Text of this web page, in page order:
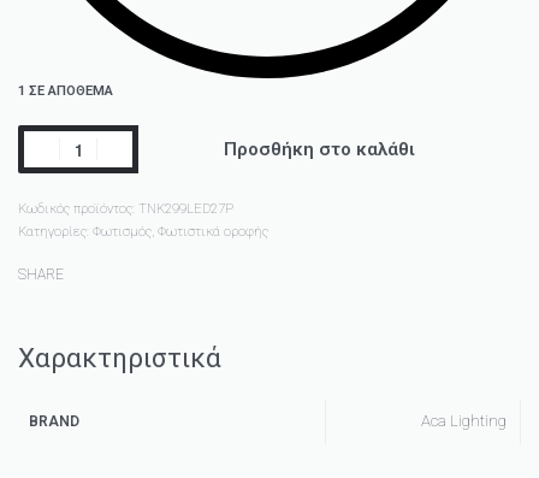
1 ΣΕ ΑΠΌΘΕΜΑ
Προσθήκη στο καλάθι
Κωδικός προϊόντος: TNK299LED27P
Κατηγορίες: Φωτισμός, Φωτιστικά οροφής
SHARE
Χαρακτηριστικά
BRAND Aca Lighting